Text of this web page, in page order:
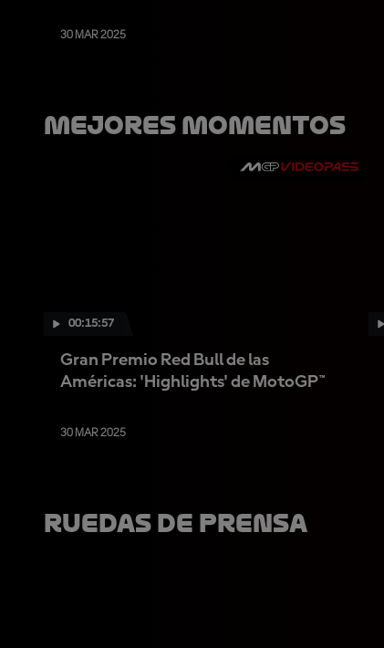
30 MAR 2025
Mejores Momentos
00:15:57
Gran Premio Red Bull de las
Américas: 'Highlights' de MotoGP™
30 MAR 2025
Ruedas De Prensa